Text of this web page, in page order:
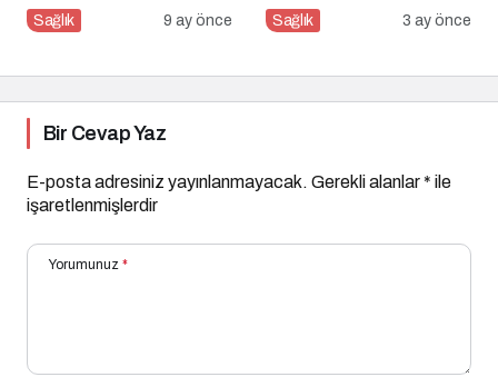
Sağlık 9 ay önce
Olabilir mi?
Sağlık 3 ay önce
Bir Cevap Yaz
E-posta adresiniz yayınlanmayacak. Gerekli alanlar* ile
işaretlenmişlerdir
Yorumunuz *